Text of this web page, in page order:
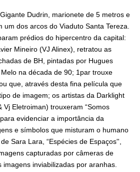
Dudrin, marionete de 5 metros e
um dos arcos do Viaduto Santa Tereza.
prédios do hipercentro da capital:
Mineiro (VJ Alinex), retratou as
de BH, pintadas por Hugues
na década de 90; 1par trouxe
que, através desta fina película que
de imagem; os artistas da Darklight
Vj Eletroiman) trouxeram “Somos
evidenciar a importância da
e símbolos que misturam o humano
Sara Lara, “Espécies de Espaços'',
capturadas por câmeras de
imagens inviabilizadas por aranhas.